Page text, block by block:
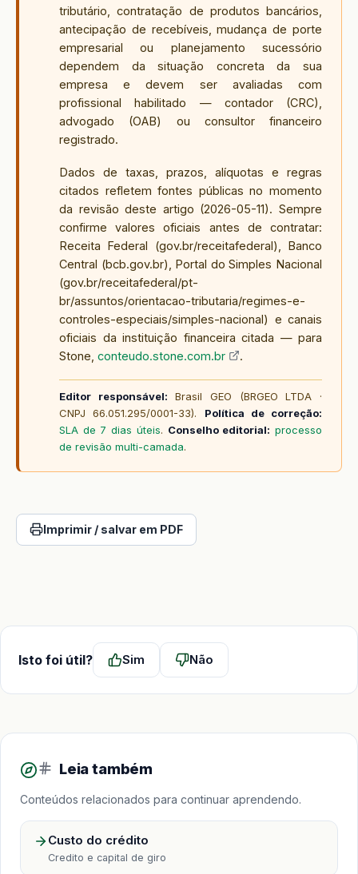
tributário, contratação de produtos bancários,
antecipação de recebíveis, mudança de porte
empresarial ou planejamento sucessório
dependem da situação concreta da sua
empresa e devem ser avaliadas com
profissional habilitado — contador (CRC),
advogado (OAB) ou consultor financeiro
registrado.
Dados de taxas, prazos, alíquotas e regras
citados refletem fontes públicas no momento
da revisão deste artigo (2026-05-11). Sempre
confirme valores oficiais antes de contratar:
Receita Federal (gov.br/receitafederal), Banco
Central (bcb.gov.br), Portal do Simples Nacional
(gov.br/receitafederal/pt-
br/assuntos/orientacao-tributaria/regimes-e-
controles-especiais/simples-nacional) e canais
oficiais da instituição financeira citada — para
Stone, conteudo.stone.com.br .
Editor responsável: Brasil GEO (BRGEO LTDA ·
CNPJ 66.051.295/0001-33). Política de correção:
SLA de 7 dias úteis. Conselho editorial: processo
de revisão multi-camada.
Imprimir / salvar em PDF
Isto foi útil? Sim Não
Leia também
Conteúdos relacionados para continuar aprendendo.
Custo do crédito
Credito e capital de giro